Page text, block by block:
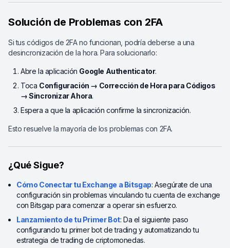
Solución de Problemas con 2FA
Si tus códigos de 2FA no funcionan, podría deberse a una
desincronización de la hora. Para solucionarlo:
Abre la aplicación Google Authenticator.
Toca Configuración → Corrección de Hora para Códigos
→ Sincronizar Ahora.
Espera a que la aplicación confirme la sincronización.
Esto resuelve la mayoría de los problemas con 2FA.
¿Qué Sigue?
Cómo Conectar tu Exchange a Bitsgap: Asegúrate de una
configuración sin problemas vinculando tu cuenta de exchange
con Bitsgap para comenzar a operar sin esfuerzo.
Lanzamiento de tu Primer Bot: Da el siguiente paso
configurando tu primer bot de trading y automatizando tu
estrategia de trading de criptomonedas.